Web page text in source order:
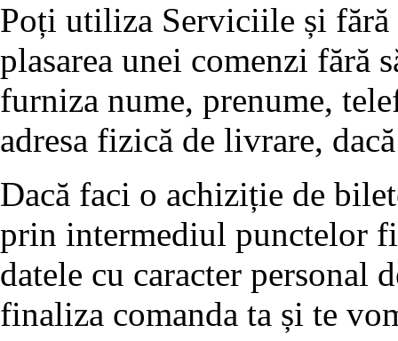
Poți utiliza Serviciile și
plasarea unei comenzi
furniza nume, prenume,
adresa fizică de livrare,
Dacă faci o achiziție de
prin intermediul punctelor
datele cu caracter personal
finaliza comanda ta și te